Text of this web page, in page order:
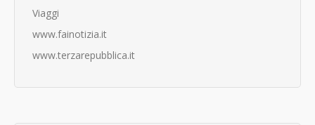
Viaggi
www.fainotizia.it
www.terzarepubblica.it